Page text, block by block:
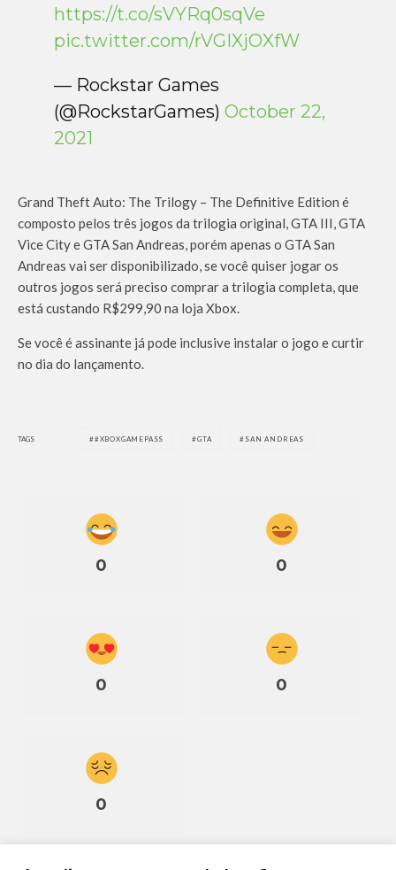
https://t.co/sVYRq0sqVe
pic.twitter.com/rVGIXjOXfW
— Rockstar Games
(@RockstarGames) October 22,
2021
Grand Theft Auto: The Trilogy – The Definitive Edition é
composto pelos três jogos da trilogia original, GTA III, GTA
Vice City e GTA San Andreas, porém apenas o GTA San
Andreas vai ser disponibilizado, se você quiser jogar os
outros jogos será preciso comprar a trilogia completa, que
está custando R$299,90 na loja Xbox.
Se você é assinante já pode inclusive instalar o jogo e curtir
no dia do lançamento.
TAGS #XBOXGAMEPASS GTA SAN ANDREAS
0 0
0 0
0